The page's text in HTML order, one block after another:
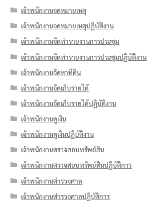
เจ้าพนักงานจดหมายเหตุ
เจ้าพนักงานจดหมายเหตุปฏิบัติงาน
เจ้าพนักงานจัดทำรายงานการประชุม
เจ้าพนักงานจัดทำรายงานการประชุมปฏิบัติงาน
เจ้าพนักงานจัดหาที่ดิน
เจ้าพนักงานจัดเก็บรายได้
เจ้าพนักงานจัดเก็บรายได้ปฏิบัติงาน
เจ้าพนักงานดูเงิน
เจ้าพนักงานดูเงินปฏิบัติงาน
เจ้าพนักงานตรวจสอบทรัพย์สิน
เจ้าพนักงานตรวจสอบทรัพย์สินปฏิบัติการ
เจ้าพนักงานตำรวจศาล
เจ้าพนักงานตำรวจศาลปฏิบัติการ